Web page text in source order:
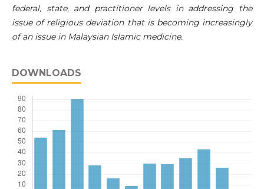
federal, state, and practitioner levels in addressing the
issue of religious deviation that is becoming increasingly
of an issue in Malaysian Islamic medicine.
DOWNLOADS